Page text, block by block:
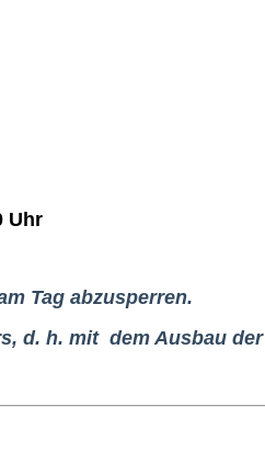
Uhr
Tag abzusperren.
d. h. mit dem Ausbau der